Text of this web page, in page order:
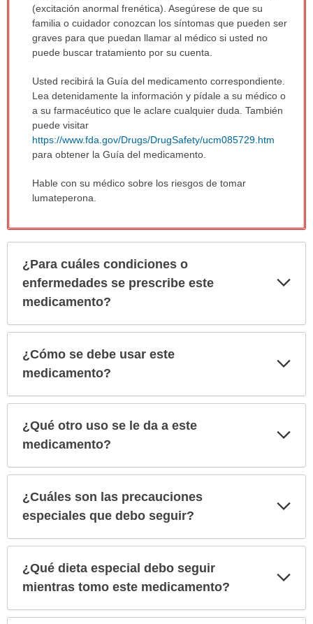
(excitación anormal frenética). Asegúrese de que su
familia o cuidador conozcan los síntomas que pueden ser
graves para que puedan llamar al médico si usted no
puede buscar tratamiento por su cuenta.
Usted recibirá la Guía del medicamento correspondiente.
Lea detenidamente la información y pídale a su médico o
a su farmacéutico que le aclare cualquier duda. También
puede visitar
https://www.fda.gov/Drugs/DrugSafety/ucm085729.htm
para obtener la Guía del medicamento.
Hable con su médico sobre los riesgos de tomar
lumateperona.
¿Para cuáles condiciones o
enfermedades se prescribe este
medicamento?
¿Cómo se debe usar este
medicamento?
¿Qué otro uso se le da a este
medicamento?
¿Cuáles son las precauciones
especiales que debo seguir?
¿Qué dieta especial debo seguir
mientras tomo este medicamento?